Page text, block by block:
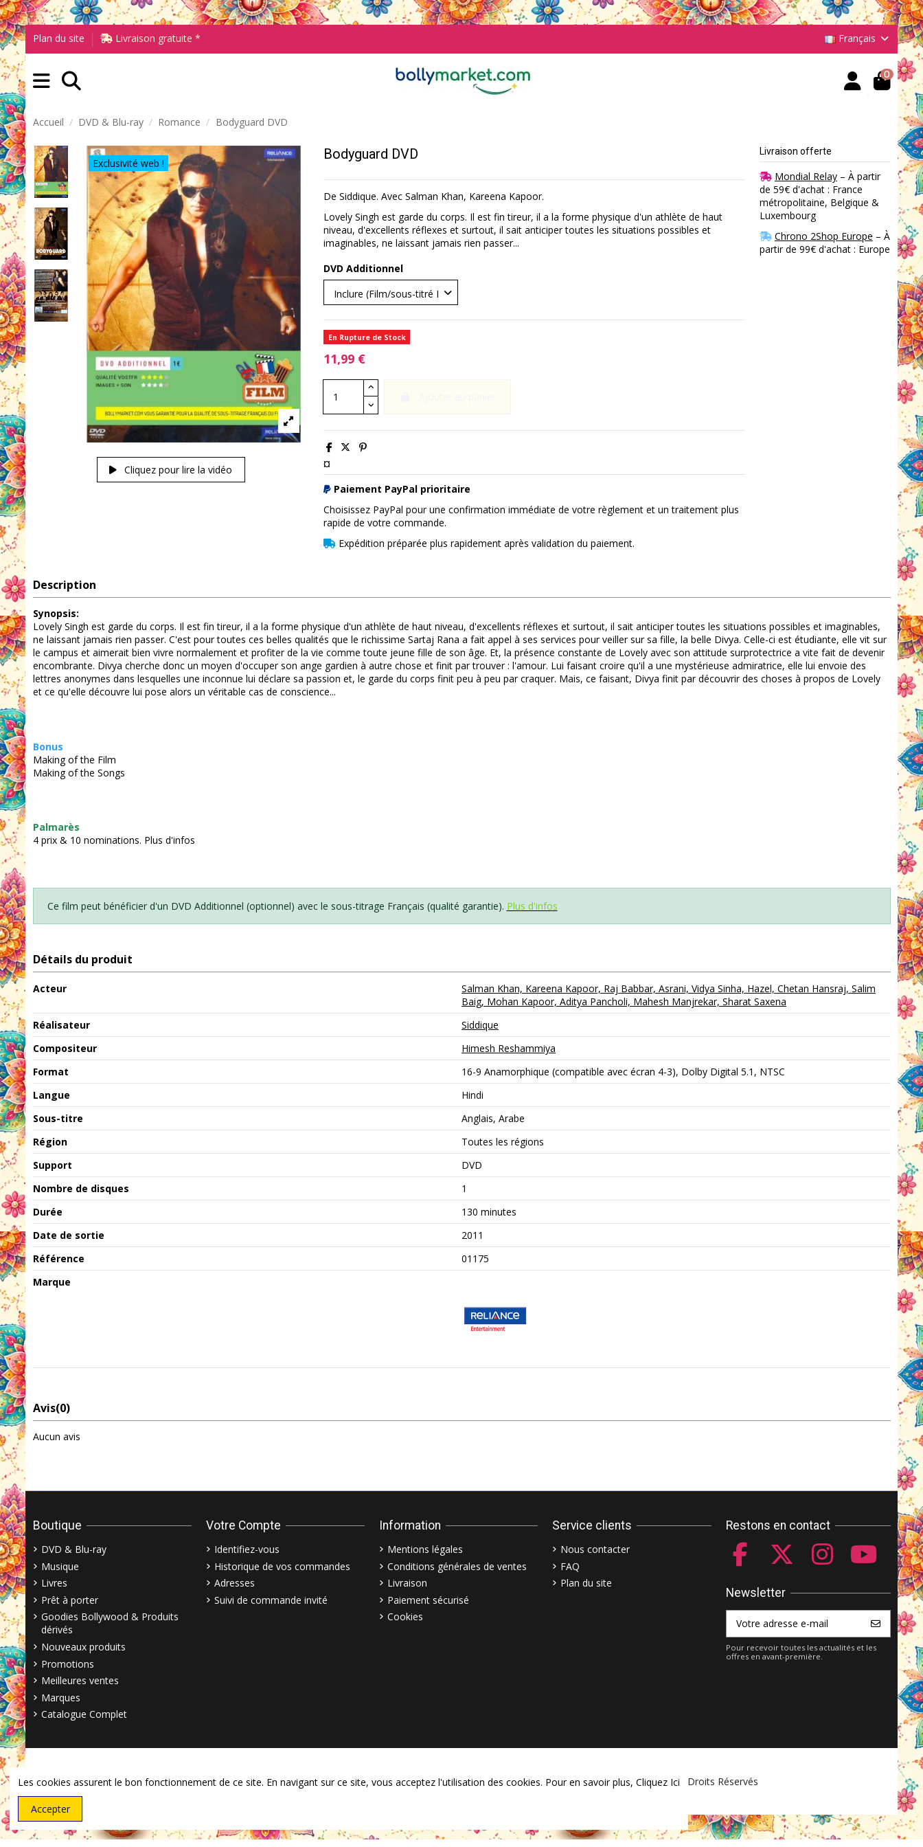
Plan du site Livraison gratuite * Français
0
Accueil DVD & Blu-ray Romance Bodyguard DVD
Exclusivité web !
Cliquez pour lire la vidéo
Bodyguard DVD
De Siddique. Avec Salman Khan, Kareena Kapoor.
Lovely Singh est garde du corps. Il est fin tireur, il a la forme physique d'un athlète de haut
niveau, d'excellents réflexes et surtout, il sait anticiper toutes les situations possibles et
imaginables, ne laissant jamais rien passer...
DVD Additionnel
En Rupture de Stock
11,99 €
¤
Paiement PayPal prioritaire
Choisissez PayPal pour une confirmation immédiate de votre règlement et un traitement plus
rapide de votre commande.
Expédition préparée plus rapidement après validation du paiement.
Livraison offerte
Mondial Relay– À partir
de 59€ d'achat : France
métropolitaine, Belgique &
Luxembourg
Chrono 2Shop Europe – À
partir de 99€ d'achat : Europe
Description
Synopsis:
Lovely Singh est garde du corps. Il est fin tireur, il a la forme physique d'un athlète de haut niveau, d'excellents réflexes et surtout, il sait anticiper toutes les situations possibles et imaginables,
ne laissant jamais rien passer. C'est pour toutes ces belles qualités que le richissime Sartaj Rana a fait appel à ses services pour veiller sur sa fille, la belle Divya. Celle-ci est étudiante, elle vit sur
le campus et aimerait bien vivre normalement et profiter de la vie comme toute jeune fille de son âge. Et, la présence constante de Lovely avec son attitude surprotectrice a vite fait de devenir
encombrante. Divya cherche donc un moyen d'occuper son ange gardien à autre chose et finit par trouver : l'amour. Lui faisant croire qu'il a une mystérieuse admiratrice, elle lui envoie des
lettres anonymes dans lesquelles une inconnue lui déclare sa passion et, le garde du corps finit peu à peu par craquer. Mais, ce faisant, Divya finit par découvrir des choses à propos de Lovely
et ce qu'elle découvre lui pose alors un véritable cas de conscience...
Bonus
Making of the Film
Making of the Songs
Palmarès
4 prix & 10 nominations. Plus d'infos
Note:
Ce film peut bénéficier d'un DVD Additionnel (optionnel) avec le sous-titrage Français (qualité garantie). Plus d'infos
Détails du produit
Acteur
Salman Khan, Kareena Kapoor, Raj Babbar, Asrani, Vidya Sinha, Hazel, Chetan Hansraj, Salim
Baig, Mohan Kapoor, Aditya Pancholi, Mahesh Manjrekar, Sharat Saxena
Réalisateur
Siddique
Compositeur
Himesh Reshammiya
Format
16-9 Anamorphique (compatible avec écran 4-3), Dolby Digital 5.1, NTSC
Langue
Hindi
Sous-titre
Anglais, Arabe
Région
Toutes les régions
Support
DVD
Nombre de disques
1
Durée
130 minutes
Date de sortie
2011
Référence
01175
Marque
Avis(0)
Aucun avis
Boutique
DVD & Blu-ray
Musique
Livres
Prêt à porter
Goodies Bollywood & Produits
dérivés
Nouveaux produits
Promotions
Meilleures ventes
Marques
Catalogue Complet
Votre Compte
Identifiez-vous
Historique de vos commandes
Adresses
Suivi de commande invité
Information
Mentions légales
Conditions générales de ventes
Livraison
Paiement sécurisé
Cookies
Service clients
Nous contacter
FAQ
Plan du site
Restons en contact
Newsletter
Pour recevoir toutes les actualités et les
offres en avant-première.
© Copyright 2003–2026 Bollymarket.com - Tous Droits Réservés
Les cookies assurent le bon fonctionnement de ce site. En navigant sur ce site, vous acceptez l'utilisation des cookies. Pour en savoir plus, Cliquez Ici
Accepter